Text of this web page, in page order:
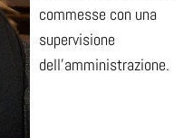
commesse con una
supervisione
dell’amministrazione.